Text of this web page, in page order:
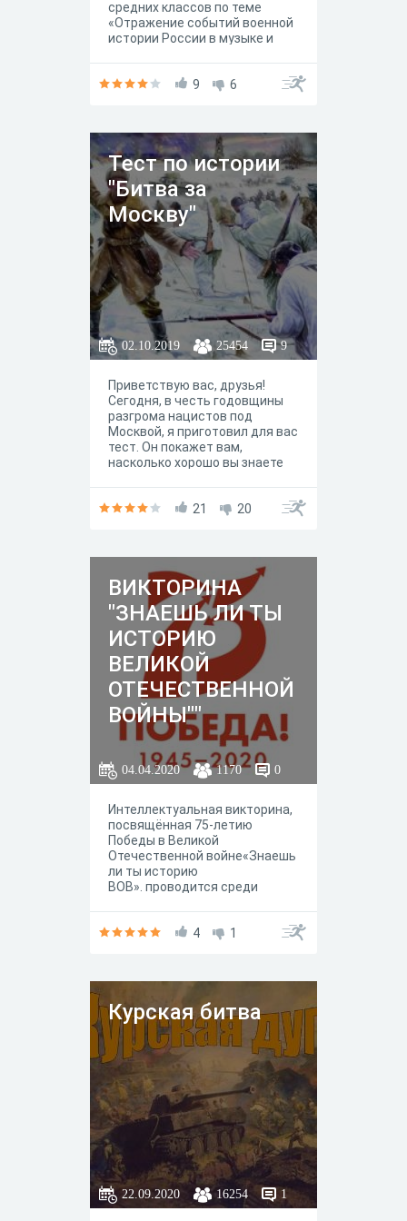
средних классов по теме
«Отражение событий военной
истории России в музыке и
9 6
Тест по истории
"Битва за
Москву"
02.10.2019 25454 9
Приветствую вас, друзья!
Сегодня, в честь годовщины
разгрома нацистов под
Москвой, я приготовил для вас
тест. Он покажет вам,
насколько хорошо вы знаете
на моём канале в Яндекс Дзен
le/editor/id/5d9484ea8600e100
b122caf0
21 20
ВИКТОРИНА
"ЗНАЕШЬ ЛИ ТЫ
ИСТОРИЮ
ВЕЛИКОЙ
ОТЕЧЕСТВЕННОЙ
ВОЙНЫ""
04.04.2020 1170 0
Интеллектуальная викторина,
посвящённая 75-летию
Победы в Великой
Отечественной войне«Знаешь
ли ты историю
ВОВ». проводится среди
целях формирования
гордости за историческое
расширения и углубления
знаний о событиях, связанных
с Великой Отечественной
войной
4 1
Курская битва
22.09.2020 16254 1